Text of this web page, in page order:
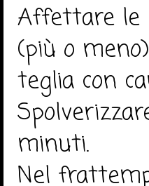
Affettare le
(più o
teglia con
minuti.
Nel